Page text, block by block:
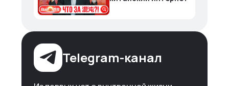
Telegram-канал